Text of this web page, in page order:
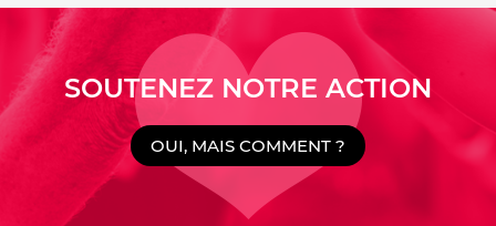
SOUTENEZ NOTRE ACTION
OUI, MAIS COMMENT ?